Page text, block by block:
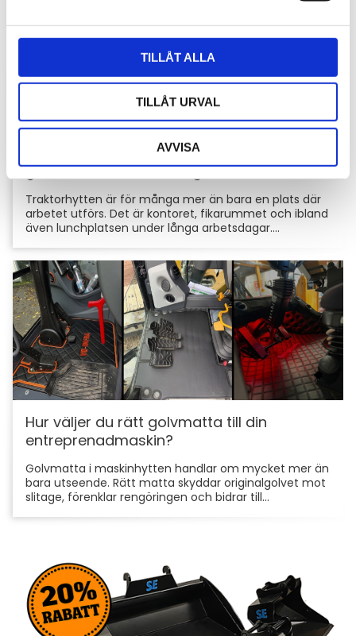
TILLÅT ALLA
TILLÅT URVAL
AVVISA
Hyttbord till traktorn, den lilla detaljen som
gör stor skillnad i vardagen
Traktorhytten är för många mer än bara en plats där
arbetet utförs. Det är kontoret, fikarummet och ibland
även lunchplatsen under långa arbetsdagar....
Hur väljer du rätt golvmatta till din
entreprenadmaskin?
Golvmatta i maskinhytten handlar om mycket mer än
bara utseende. Rätt matta skyddar originalgolvet mot
slitage, förenklar rengöringen och bidrar till...